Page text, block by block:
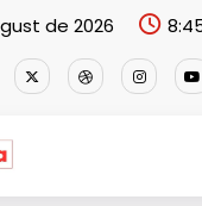
de 2026